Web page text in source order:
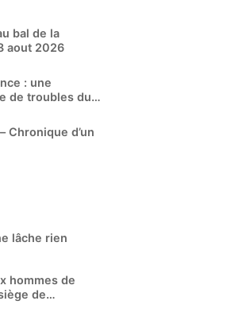
bal de la
aout 2026
: une
de troubles du
Chronique d’un
lâche rien
hommes de
de